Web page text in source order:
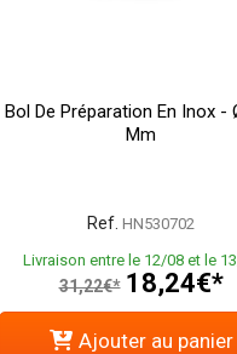
Bol De Préparation En Inox -
Mm
Ref. HN530702
Livraison entre le 12/08 et le
31,22€* 18,24€*
Ajouter au panier